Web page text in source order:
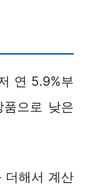
연 5.9%부
으로 낮은
더해서 계산